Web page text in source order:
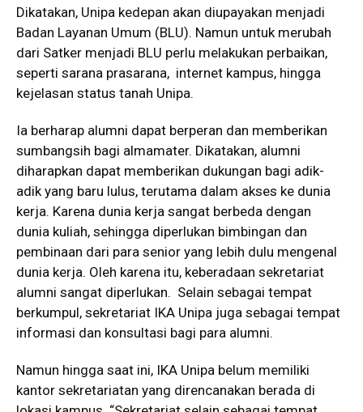
Dikatakan, Unipa kedepan akan diupayakan menjadi
Badan Layanan Umum (BLU). Namun untuk merubah
dari Satker menjadi BLU perlu melakukan perbaikan,
seperti sarana prasarana, internet kampus, hingga
kejelasan status tanah Unipa.
Ia berharap alumni dapat berperan dan memberikan
sumbangsih bagi almamater. Dikatakan, alumni
diharapkan dapat memberikan dukungan bagi adik-
adik yang baru lulus, terutama dalam akses ke dunia
kerja. Karena dunia kerja sangat berbeda dengan
dunia kuliah, sehingga diperlukan bimbingan dan
pembinaan dari para senior yang lebih dulu mengenal
dunia kerja. Oleh karena itu, keberadaan sekretariat
alumni sangat diperlukan. Selain sebagai tempat
berkumpul, sekretariat IKA Unipa juga sebagai tempat
informasi dan konsultasi bagi para alumni.
Namun hingga saat ini, IKA Unipa belum memiliki
kantor sekretariatan yang direncanakan berada di